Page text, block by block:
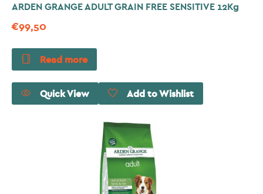
ARDEN GRANGE ADULT GRAIN FREE SENSITIVE 12Kg
€99,50
Read more
Quick View Add to Wishlist